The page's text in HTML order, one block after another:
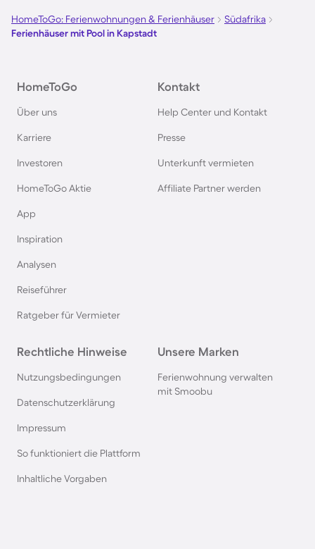
Ferienhäuser mit Pool auf Elba
Ferienhäuser mit Pool in Maria Alm
Ferienhäuser mit Pool in Fiss
Ferienhäuser mit Pool in der Schwäbischen Alb
Ferienhäuser mit Pool in Saalbach-Hinterglemm
Ferienhäuser mit Pool in Sankt Englmar
Ferienhäuser mit Pool in Europa
HomeToGo: Ferienwohnungen & Ferienhäuser
Südafrika
Ferienhäuser mit Pool in Kapstadt
HomeToGo
Über uns
Karriere
Investoren
HomeToGo Aktie
App
Inspiration
Analysen
Reiseführer
Ratgeber für Vermieter
Kontakt
Help Center und Kontakt
Presse
Unterkunft vermieten
Affiliate Partner werden
Rechtliche Hinweise
Nutzungsbedingungen
Datenschutzerklärung
Impressum
So funktioniert die Plattform
Inhaltliche Vorgaben
Unsere Marken
Ferienwohnung verwalten
mit Smoobu